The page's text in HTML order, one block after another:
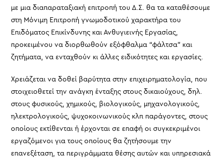
με μια διαπαραταξιακή επιτροπή του Δ.Σ. θα τα καταθέσουμε
στη Μόνιμη Επιτροπή γνωμοδοτικού χαρακτήρα του
Επιδόματος Επικίνδυνης και Ανθυγιεινής Εργασίας,
προκειμένου να διορθωθούν εξόφθαλμα “φάλτσα” και
ζητήματα, να ενταχθούν κι άλλες ειδικότητες και εργασίες.
Χρειάζεται να δοθεί βαρύτητα στην επιχειρηματολογία, που
στοιχειοθετεί την ανάγκη ένταξης στους δικαιούχους, δηλ.
στους φυσικούς, χημικούς, βιολογικούς, μηχανολογικούς,
ηλεκτρολογικούς, ψυχοκοινωνικούς κλπ παράγοντες, στους
οποίους εκτίθενται ή έρχονται σε επαφή οι συγκεκριμένοι
εργαζόμενοι για τους οποίους θα ζητήσουμε την
επανεξέταση, τα περιγράμματα θέσης αυτών και υπηρεσιακά